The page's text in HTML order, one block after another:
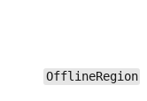
OfflineRegion